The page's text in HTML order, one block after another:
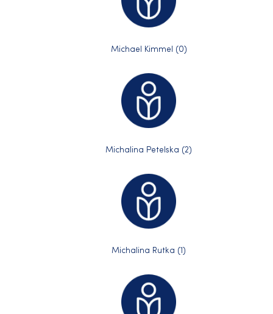
Michael Kimmel (0)
Michalina Petelska (2)
Michalina Rutka (1)